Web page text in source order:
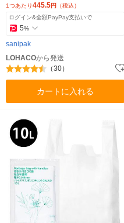
1つあたり445.5円 （税込）
ログイン&全額PayPay支払いで
5%
sanipak
LOHACOから発送
（30）
カートに入れる